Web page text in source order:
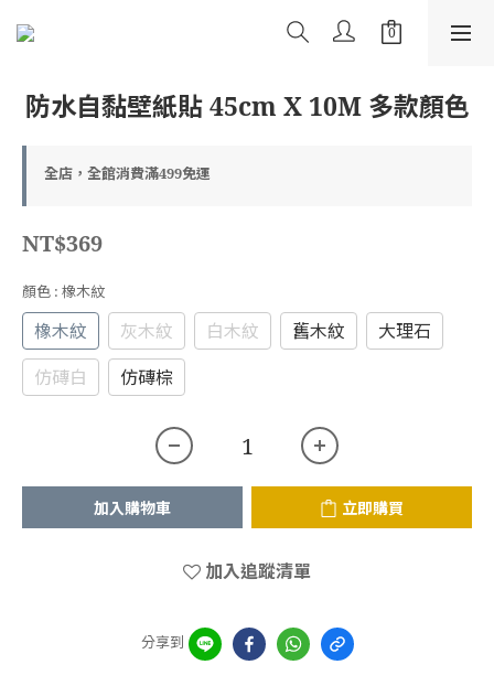
防水自黏壁紙貼 45cm X 10M 多款顏色
全店，全館消費滿499免運
NT$369
顏色 : 橡木紋
橡木紋 灰木紋 白木紋 舊木紋
大理石
仿磚白
仿磚棕
加入購物車 立即購買
加入追蹤清單
分享到